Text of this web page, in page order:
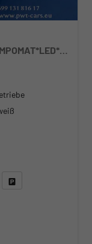
Expression TCe 130*SMARTLINK*TEMPOMAT*LED*PDC-KAMERA*SHZ*KLIMA*17-ZOLL
an drucken (PDF)